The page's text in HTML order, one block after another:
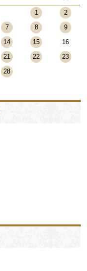
1
2
7 8
9
14 15
16
21 22
23
28